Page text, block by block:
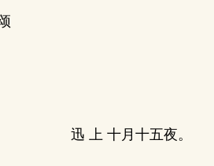
迅 上 十月十五夜。